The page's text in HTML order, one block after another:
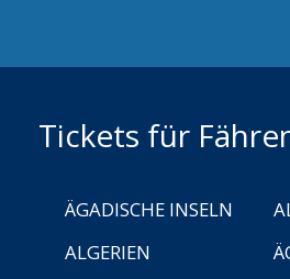
Tickets für
ÄGADISCHE INSELN
ALGERIEN